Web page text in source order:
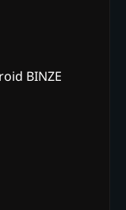
BINZE